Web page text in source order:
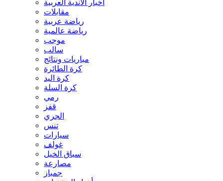
أخبار الأندية العربية
مقابلات
رياضة عربية
رياضة عالمية
موجب
سالب
مباريات ونتائج
كرة الطائرة
كرة اليد
كرة السلة
رمي
قفز
الجري
تنس
سيارات
غولف
سباق الخيل
مصارعة
جمباز